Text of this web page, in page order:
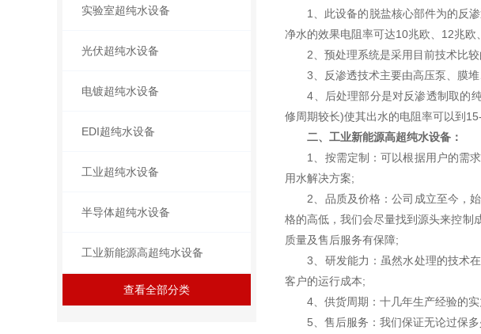
实验室超纯水设备
光伏超纯水设备
电镀超纯水设备
EDI超纯水设备
工业超纯水设备
半导体超纯水设备
工业新能源高超纯水设备
查看全部分类
1、此设备的脱盐核心部件为的反渗
净水的效果电阻率可达10兆欧、12兆欧
2、预处理系统是采用目前技术比较
3、反渗透技术主要由高压泵、膜堆
4、后处理部分是对反渗透制取的纯
修周期较长)使其出水的电阻率可以到
二、工业新能源高超纯水设备：
1、按需定制：可以根据用户的需求
用水解决方案;
2、品质及价格：公司成立至今，始
格的高低，我们会尽量找到源头来控制
质量及售后服务有保障;
3、研发能力：虽然水处理的技术在
客户的运行成本;
4、供货周期：十几年生产经验的实
5、售后服务：我们保证无论过保多